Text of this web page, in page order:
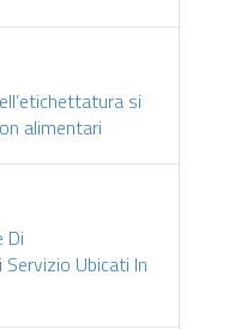
si
alimentari
Di
Ubicati In